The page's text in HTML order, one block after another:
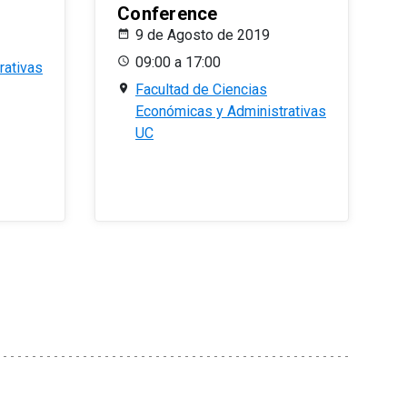
Conference
9 de Agosto de 2019
09:00 a 17:00
Facultad de Ciencias
Económicas y Administrativas
UC